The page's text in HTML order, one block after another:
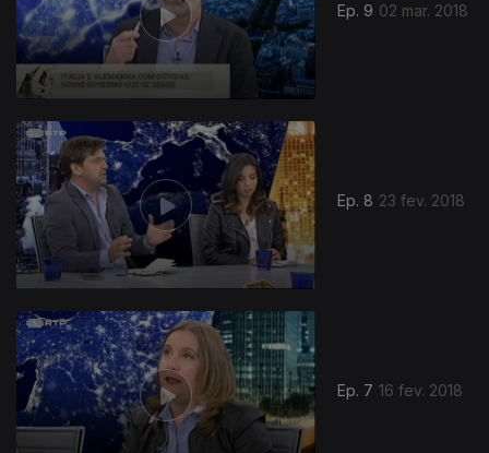
Ep. 9 02 mar. 2018
Ep. 8 23 fev. 2018
Ep. 7 16 fev. 2018
330479